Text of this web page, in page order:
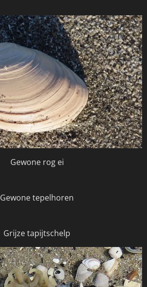
Gewone rog ei
Gewone tepelhoren
Grijze tapijtschelp